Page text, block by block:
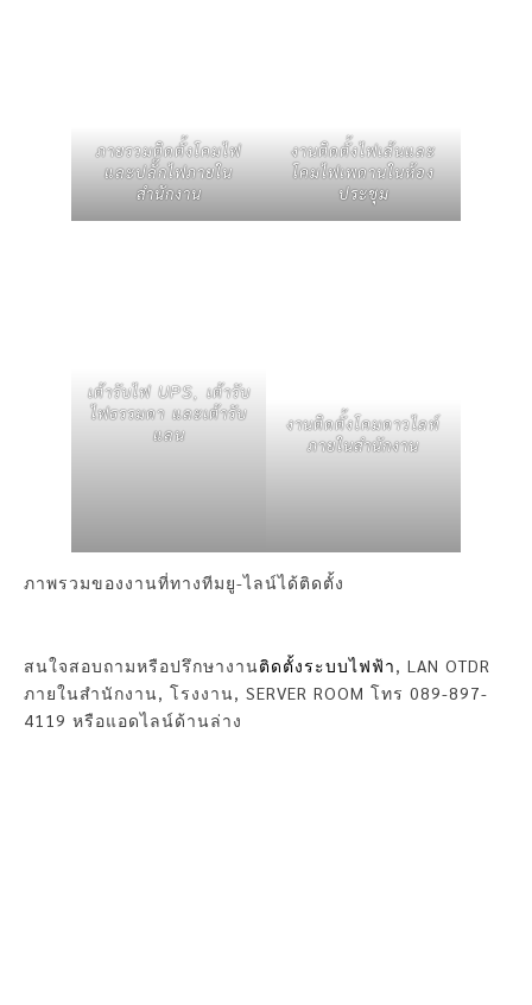
ภายรวมติดตั้งโคมไฟ
และปลั๊กไฟภายใน
สำนักงาน
งานติดตั้งไฟเส้นและ
โคมไฟเพดานในห้อง
ประชุม
เต้ารับไฟ UPS, เต้ารับ
ไฟธรรมดา และเต้ารับ
แลน
งานติดตั้งโคมดาวไลท์
ภายในสำนักงาน
ภาพรวมของงานที่ทางทีมยู-ไลน์ได้ติดตั้ง
สนใจสอบถามหรือปรึกษางานติดตั้งระบบไฟฟ้า, LAN OTDR
ภายในสำนักงาน, โรงงาน, SERVER ROOM โทร 089-897-
4119 หรือแอดไลน์ด้านล่าง